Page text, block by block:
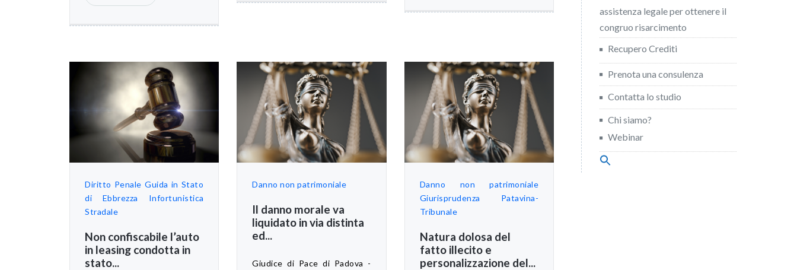
Diritto Penale Guida in Stato
di Ebbrezza
Infortunistica
Stradale
Non confiscabile l’auto
in leasing condotta in
stato...
Danno non patrimoniale
Il danno morale va
liquidato in via distinta
ed...
Giudice di Pace di Padova -
Danno non patrimoniale
Giurisprudenza Patavina-
Tribunale
Natura dolosa del
fatto illecito e
personalizzazione del...
assistenza legale per ottenere il
congruo risarcimento
Recupero Crediti
Prenota una consulenza
Contatta lo studio
Chi siamo?
Webinar